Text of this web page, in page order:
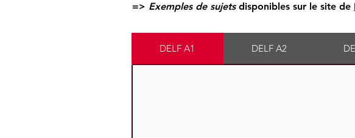
=> Exemples de sujets disponibles sur le site de
DELF A1 DELF A2